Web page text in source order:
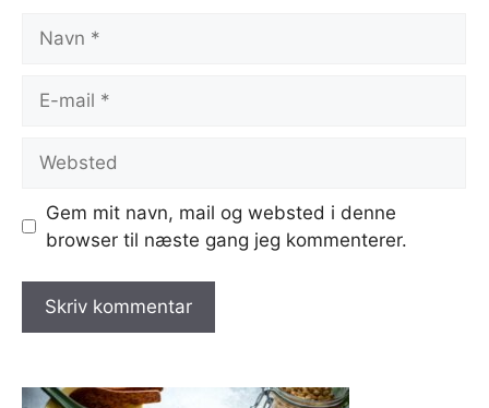
mail
Gem mit navn, mail og websted i denne
browser til næste gang jeg kommenterer.